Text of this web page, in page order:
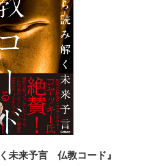
未来予言 仏教コード 』